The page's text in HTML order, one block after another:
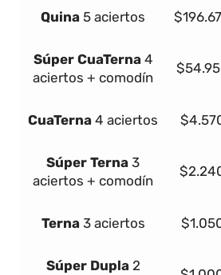
Quina 5 aciertos
Súper CuaTerna 4
aciertos + comodín
CuaTerna 4 aciertos
Súper Terna 3
aciertos + comodín
Terna 3 aciertos
Súper Dupla 2